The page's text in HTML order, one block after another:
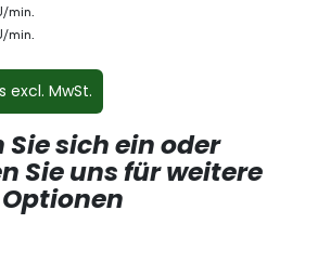
min.
min.
ex​cl. MwSt.
sich ein oder
Sie uns für weitere